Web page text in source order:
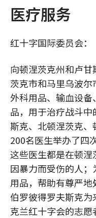
医疗服务
红十字国际委员会：
向顿涅茨克州和卢
茨克市和马里乌波尔
外科用品、输血设
品，用于治疗战斗
斯克、北顿涅茨克
200名医生举办了四
这些医生都是在顿
因暴力而受伤的人
用品，帮助有尊严
伯罗彼得罗夫斯克
克兰红十字会的志